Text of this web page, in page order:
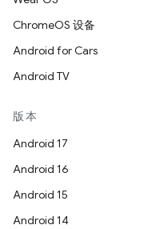
ChromeOS 设备
Android for Cars
Android TV
版本
Android 17
Android 16
Android 15
Android 14